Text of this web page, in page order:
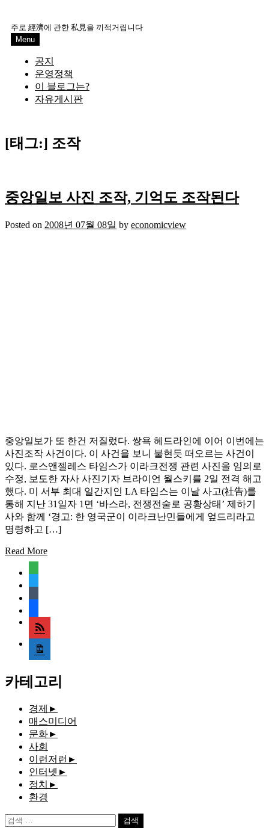
content
주로 經濟에 관한 私見을 끼적거립니다
Menu
공지
운영정책
이 블로그는?
자유게시판
[태그:] 조작
중앙일보 사진 조작, 기억도 조작된다
Posted on 2008년 07월 08일 by economicview
중앙일보가 또 한건 저질렀다. 쌍욕 헤드라인에 이어 이번에는
사진조작 사건이다. 이 사건을 보니 불현듯 떠오르는 사건이
있다. 로스앤젤레스 타임스가 이라크전쟁 관련 사진을 임의로
수정, 보도한 자사 사진기자 브라이언 월스키를 2일 전격 해고
했다. 미 서부 최대 일간지인 LA 타임스는 이날 사고(社告)를
통해 지난 31일자 1면 ‘바스라, 전쟁전술로 공황상태’ 제하기
사와 함께 ‘경고: 한 영국군이 이라크난민들에게 엎드리라고
명령하고 […]
Read More
rss
media-
document
카테고리
경제 ►
매스미디어
문화►
사회
이런저런 ►
인터넷 ►
정치 ►
환경
검